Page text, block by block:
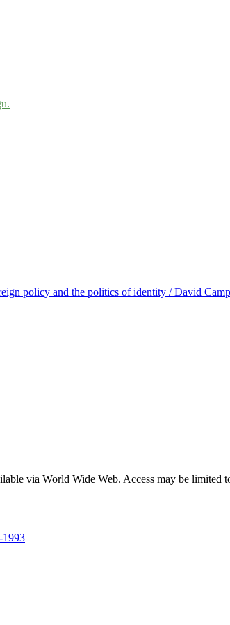
policy and the politics of identity / David
via World Wide Web. Access may be limited
1993